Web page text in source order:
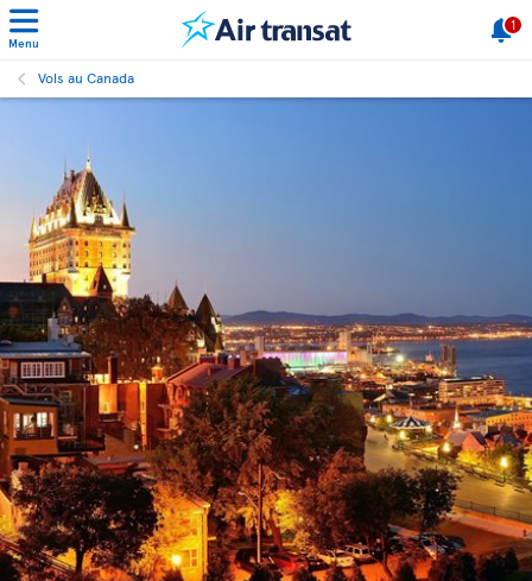
Menu
1
Vols au Canada